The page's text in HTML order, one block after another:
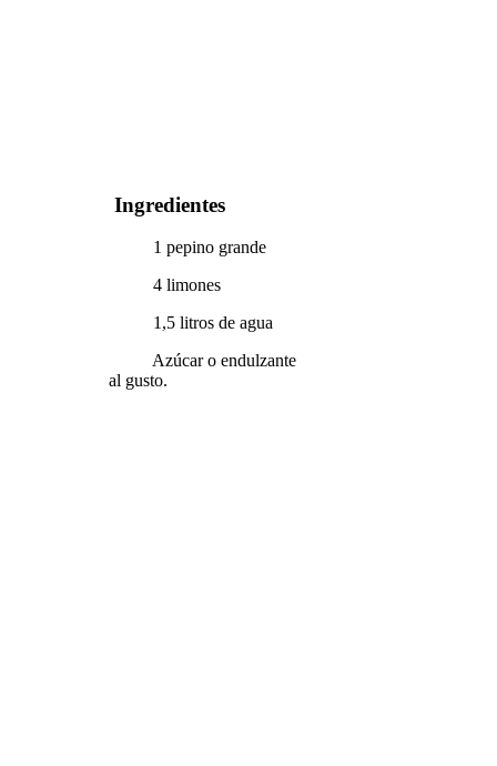
Ingredientes
1 pepino grande
4 limones
1,5 litros de agua
Azúcar o endulzante
al gusto.